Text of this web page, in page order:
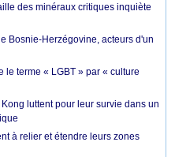
des minéraux critiques inquiète
Bosnie-Herzégovine, acteurs d'un
terme « LGBT » par « culture
luttent pour leur survie dans un
à relier et étendre leurs zones